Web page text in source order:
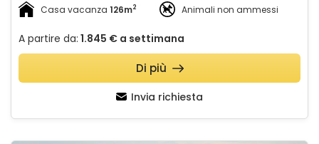
Casa vacanza 126m2 Animali non ammessi
A partire da: 1.845 € a settimana
Invia richiesta
Di più